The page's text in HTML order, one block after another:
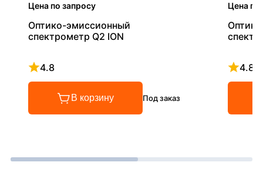
Цена по запросу
Оптико-эмиссионный
спектрометр Q2 ION
4.8
Рейтинг 4.8 из 5
В корзину Под заказ
Цена по
4.8